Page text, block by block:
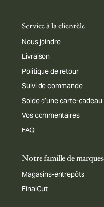
Service à la clientèle
Nous joindre
Livraison
Politique de retour
Suivi de commande
Solde d’une carte-cadeau
Vos commentaires
FAQ
Notre famille de marques
Magasins-entrepôts
FinalCut